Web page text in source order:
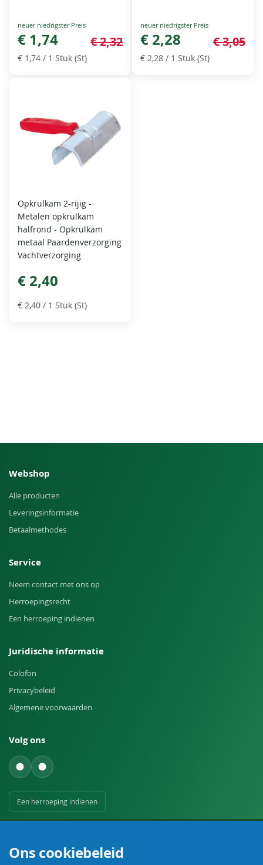
Special
Price
€ 1,74 € 2,32
€ 1,74 / 1 Stuk (St)
Special
Price
€ 2,28 € 3,05
€ 2,28 / 1 Stuk (St)
Opkrulkam 2-rijig -
Metalen opkrulkam
halfrond - Opkrulkam
metaal Paardenverzorging
Vachtverzorging
€ 2,40
€ 2,40 / 1 Stuk (St)
Webshop
Alle producten
Leveringsinformatie
Betaalmethodes
Service
Neem contact met ons op
Herroepingsrecht
Een herroeping indienen
Juridische informatie
Colofon
Privacybeleid
Algemene voorwaarden
Volg ons
Een herroeping indienen
Ons cookiebeleid